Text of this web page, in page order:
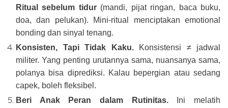
Ritual sebelum tidur (mandi, pijat ringan, baca buku,
doa, dan pelukan). Mini-ritual menciptakan emotional
bonding dan sinyal tenang.
Konsisten, Tapi Tidak Kaku.
Konsistensi ≠ jadwal
militer. Yang penting urutannya sama, nuansanya sama,
polanya bisa diprediksi. Kalau bepergian atau sedang
capek, boleh fleksibel.
Beri Anak Peran dalam Rutinitas.
Ini melatih